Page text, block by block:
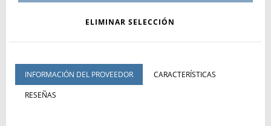
ELIMINAR SELECCIÓN
INFORMACIÓN DEL PROVEEDOR
CARACTERÍSTICAS
RESEÑAS